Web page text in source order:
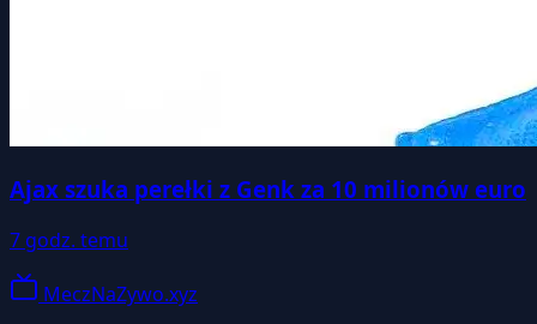
Ajax szuka perełki z Genk za 10 milionów euro
7 godz. temu
MeczNaZywo.xyz